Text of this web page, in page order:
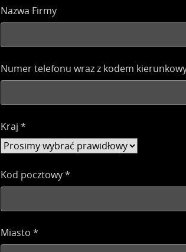
Nazwa Firmy
Numer telefonu wraz z kodem
Kraj *
Kod pocztowy*
Miasto *